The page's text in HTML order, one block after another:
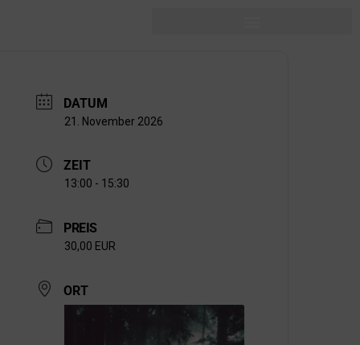
DATUM
21. November 2026
ZEIT
13:00 - 15:30
PREIS
30,00 EUR
ORT